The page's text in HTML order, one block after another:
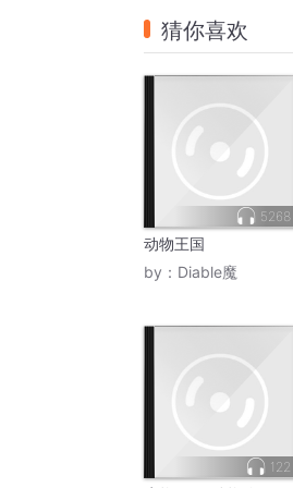
猜你喜欢
5268
动物王国
by： Diable魔
122